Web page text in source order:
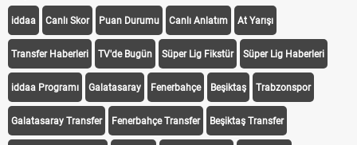
iddaa Canlı Skor Puan Durumu Canlı Anlatım At Yarışı
Transfer Haberleri TV'de Bugün Süper Lig Fikstür Süper Lig Haberleri
iddaa Programı Galatasaray Fenerbahçe Beşiktaş Trabzonspor
Galatasaray Transfer Fenerbahçe Transfer Beşiktaş Transfer